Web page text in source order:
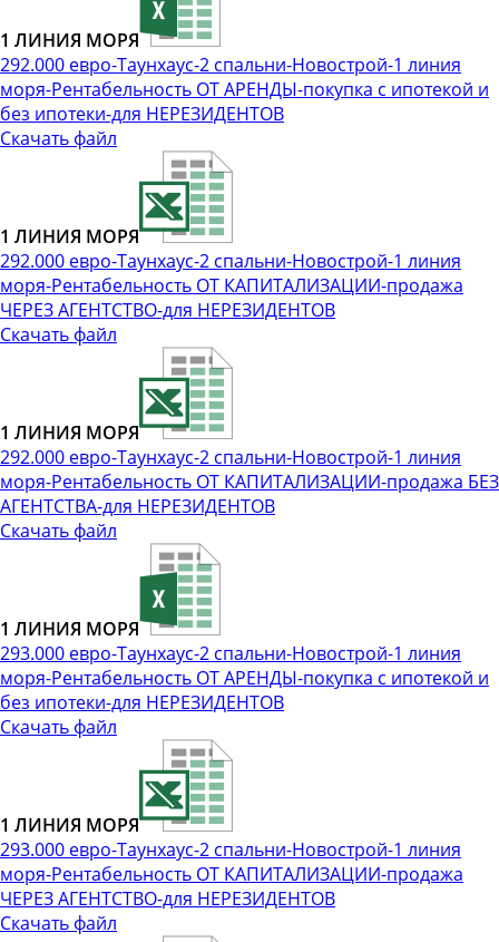
1 ЛИНИЯ МОРЯ
292.000 евро-Таунхаус-2 спальни-Новострой-1 линия
моря-Рентабельность ОТ АРЕНДЫ-покупка с ипотекой и
без ипотеки-для НЕРЕЗИДЕНТОВ
Скачать файл
1 ЛИНИЯ МОРЯ
292.000 евро-Таунхаус-2 спальни-Новострой-1 линия
моря-Рентабельность ОТ КАПИТАЛИЗАЦИИ-продажа
ЧЕРЕЗ АГЕНТСТВО-для НЕРЕЗИДЕНТОВ
Скачать файл
1 ЛИНИЯ МОРЯ
292.000 евро-Таунхаус-2 спальни-Новострой-1 линия
моря-Рентабельность ОТ КАПИТАЛИЗАЦИИ-продажа БЕЗ
АГЕНТСТВА-для НЕРЕЗИДЕНТОВ
Скачать файл
1 ЛИНИЯ МОРЯ
293.000 евро-Таунхаус-2 спальни-Новострой-1 линия
моря-Рентабельность ОТ АРЕНДЫ-покупка с ипотекой и
без ипотеки-для НЕРЕЗИДЕНТОВ
Скачать файл
1 ЛИНИЯ МОРЯ
293.000 евро-Таунхаус-2 спальни-Новострой-1 линия
моря-Рентабельность ОТ КАПИТАЛИЗАЦИИ-продажа
ЧЕРЕЗ АГЕНТСТВО-для НЕРЕЗИДЕНТОВ
Скачать файл